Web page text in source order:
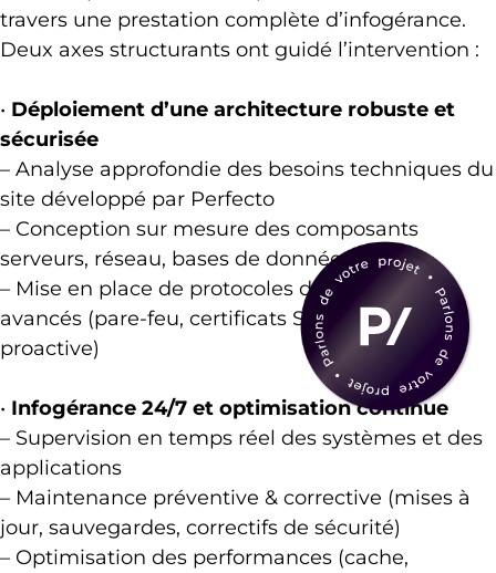
travers une prestation complète d’infogérance.
Deux axes structurants ont guidé l’intervention :
• Déploiement d’une architecture robuste et
sécurisée
– Analyse approfondie des besoins techniques du
site développé par Perfecto
– Conception sur mesure des composants
serveurs, réseau, bases de données
– Mise en place de protocoles de sécurité
avancés (pare-feu, certificats SSL, surveillance
proactive)
• Infogérance 24/7 et optimisation continue
– Supervision en temps réel des systèmes et des
applications
– Maintenance préventive & corrective (mises à
jour, sauvegardes, correctifs de sécurité)
– Optimisation des performances (cache,